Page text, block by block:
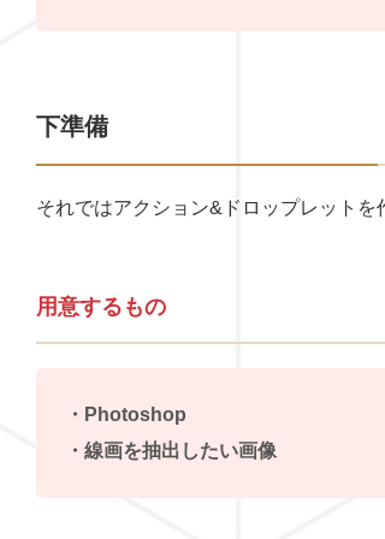
下準備
それではアクション&ドロップレットを
用意するもの
・Photoshop
・線画を抽出したい画像